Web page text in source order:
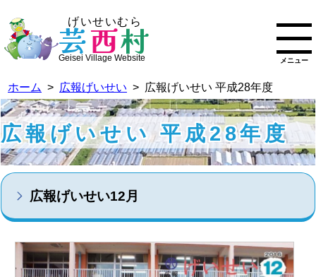
げいせいむら
芸西村
Geisei Village Website メニュー
ホーム > 広報げいせい > 広報げいせい 平成28年度
広報げいせい 平成28年度
広報げいせい12月